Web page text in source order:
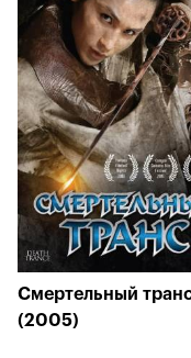
Смертельный
(2005)